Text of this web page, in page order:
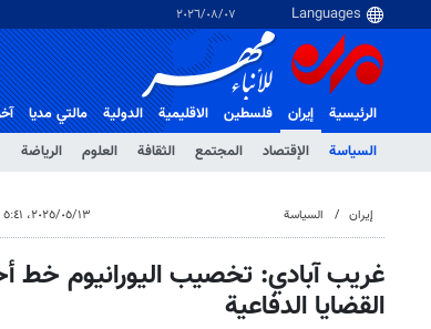
٠٧‏/٠٨‏/٢٠٢٦
الرئيسية
إيران
السياسة
الإقتصاد المجتمع الثقافة العلوم الرياضة
فلسطین الاقلیمیة الدولية مالتي مدیا
إيران السياسة ١٣‏/٠٥‏/٢٠٢٥، ٥:٤١ م
غريب آبادي: تخصيب اليورانيوم خط
القضايا الدفاعية